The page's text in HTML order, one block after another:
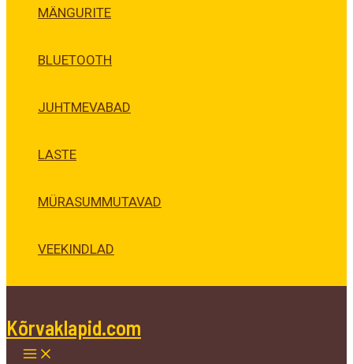
MÄNGURITE
BLUETOOTH
JUHTMEVABAD
LASTE
MÜRASUMMUTAVAD
VEEKINDLAD
Kõrvaklapid.com